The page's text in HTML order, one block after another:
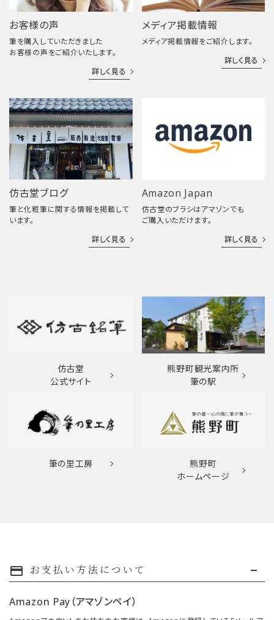
お客様の声
筆を購入していただきました
お客様の声をご紹介いたします。
詳しく見る
メディア掲載情報
メディア掲載情報をご紹介します。
詳しく見る
仿古堂ブログ
筆と化粧筆に関する情報を掲載して
います。
詳しく見る
Amazon Japan
仿古堂のブラシはアマゾンでも
ご購入いただけます。
詳しく見る
仿古堂
公式サイト
熊野町観光案内所
筆の駅
筆の里工房
熊野町
ホームページ
payment お支払い方法について
Amazon Pay（アマゾンペイ）